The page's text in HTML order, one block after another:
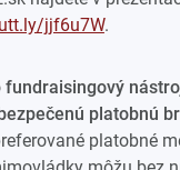
jjf6u7W.
fundraisingový
platobnú
platobné